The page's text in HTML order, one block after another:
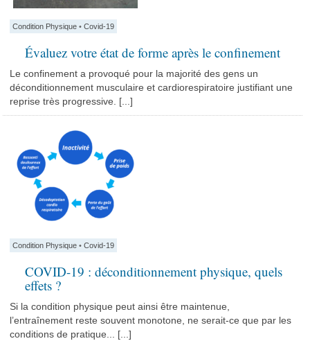
Condition Physique •Covid-19
Évaluez votre état de forme après le confinement
Le confinement a provoqué pour la majorité des gens un
déconditionnement musculaire et cardiorespiratoire justifiant une
reprise très progressive. [...]
Condition Physique •Covid-19
COVID-19 : déconditionnement physique, quels
effets ?
Si la condition physique peut ainsi être maintenue,
l’entraînement reste souvent monotone, ne serait-ce que par les
conditions de pratique... [...]